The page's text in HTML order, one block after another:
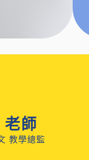
老師
教學總監